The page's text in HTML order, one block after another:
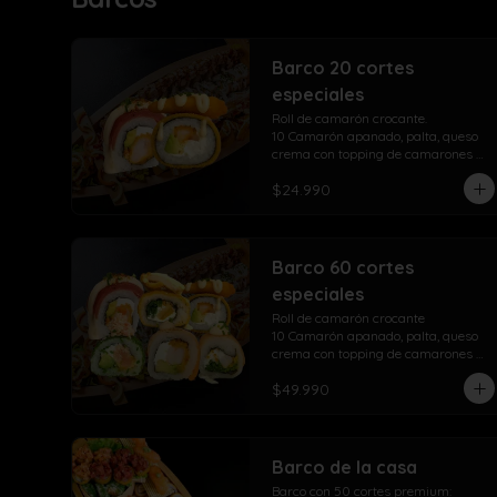
Barco 20 cortes
especiales
Roll de camarón crocante.
10 Camarón apanado, palta, queso
crema con topping de camarones
crocantes salsa fuji salsa teriyaki y
lluvia de ciboulette
envuelto en salmón y ceviche
$24.990
Barco 60 cortes
especiales
Roll de camarón crocante
10 Camarón apanado, palta, queso
crema con topping de camarones
crocantes salsa fuji salsa teriyaki y
lluvia de ciboulette
Sensación take roll
10 Camarones apanados, palta,
$49.990
Barco de la casa
Barco con 50 cortes premium: